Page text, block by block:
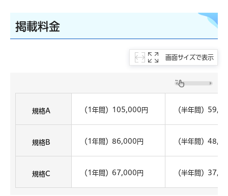
掲載料金
画面サイズで表示
規格A （1年間）105,000円 （半年間）
規格B （1年間）86,000円 （半年間）
規格C （1年間）67,000円 （半年間）